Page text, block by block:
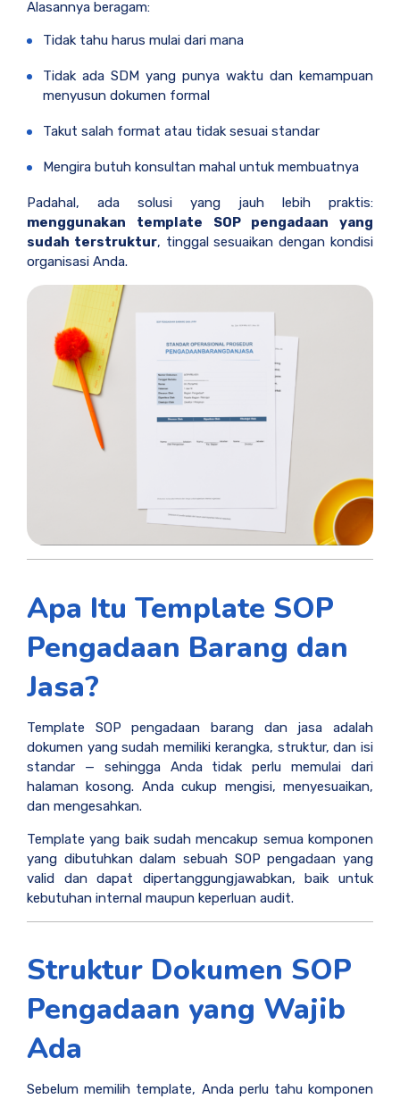
Alasannya beragam:
Tidak tahu harus mulai dari mana
Tidak ada SDM yang punya waktu dan kemampuan
menyusun dokumen formal
Takut salah format atau tidak sesuai standar
Mengira butuh konsultan mahal untuk membuatnya
Padahal, ada solusi yang jauh lebih praktis:
menggunakan template SOP pengadaan yang
sudah terstruktur, tinggal sesuaikan dengan kondisi
organisasi Anda.
Apa Itu Template SOP
Pengadaan Barang dan
Jasa?
Template SOP pengadaan barang dan jasa adalah
dokumen yang sudah memiliki kerangka, struktur, dan isi
standar — sehingga Anda tidak perlu memulai dari
halaman kosong. Anda cukup mengisi, menyesuaikan,
dan mengesahkan.
Template yang baik sudah mencakup semua komponen
yang dibutuhkan dalam sebuah SOP pengadaan yang
valid dan dapat dipertanggungjawabkan, baik untuk
kebutuhan internal maupun keperluan audit.
Struktur Dokumen SOP
Pengadaan yang Wajib
Ada
Sebelum memilih template, Anda perlu tahu komponen